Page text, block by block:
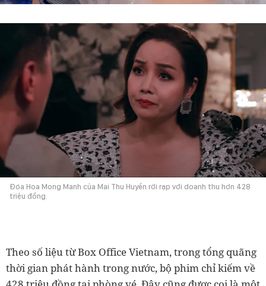
Đóa Hoa Mong Manh của Mai Thu Huyền rời rạp với doanh thu hơn 428
triệu đồng.
Theo số liệu từ Box Office Vietnam, trong tổng quãng
thời gian phát hành trong nước, bộ phim chỉ kiếm về